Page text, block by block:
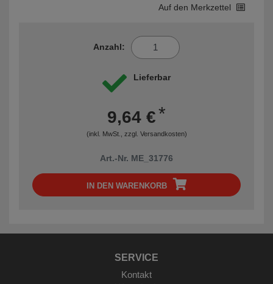
Auf den Merkzettel
Anzahl:
Lieferbar
9,64 €*
(inkl. MwSt., zzgl. Versandkosten)
Art.-Nr. ME_31776
IN DEN WARENKORB
SERVICE
Kontakt